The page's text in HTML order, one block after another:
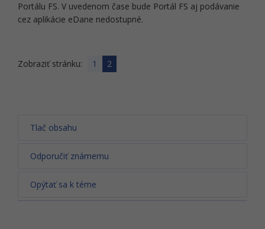
Portálu FS. V uvedenom čase bude Portál FS aj podávanie
cez aplikácie eDane nedostupné.
Zobraziť stránku: 1 2
Tlač obsahu
Odporučiť známemu
Opýtať sa k téme